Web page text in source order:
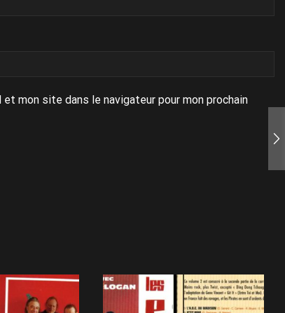
mon site dans le navigateur pour mon prochain